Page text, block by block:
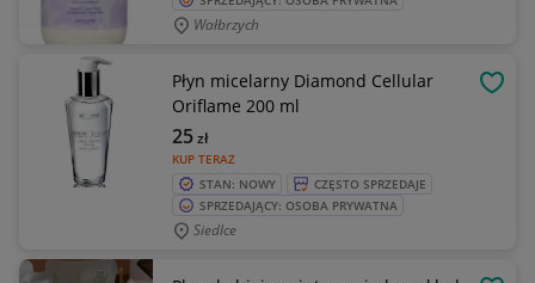
Wałbrzych
Płyn micelarny Diamond Cellular
Oriflame 200 ml
KUP TERAZ
25zł
STAN: NOWY
CZĘSTO SPRZEDAJE
SPRZEDAJĄCY: OSOBA PRYWATNA
Siedlce